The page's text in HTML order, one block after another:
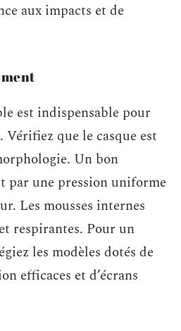
aux impacts et de
est indispensable pour
Vérifiez que le casque est
Un bon
par une pression uniforme
Les mousses internes
respirantes. Pour un
les modèles dotés de
efficaces et d’écrans